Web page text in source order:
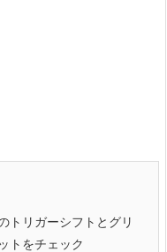
トリガーシフトとグリ
トをチェック